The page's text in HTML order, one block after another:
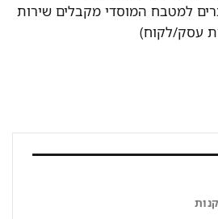
למטבח המוסדי מקבלים שירות
עסק/לקוח)